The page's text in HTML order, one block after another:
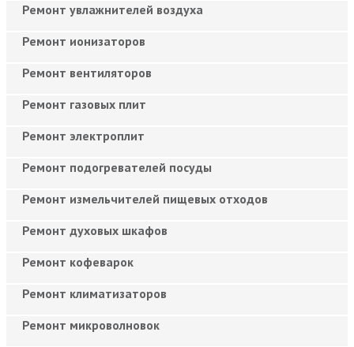
Ремонт увлажнителей воздуха
Ремонт ионизаторов
Ремонт вентиляторов
Ремонт газовых плит
Ремонт электроплит
Ремонт подогревателей посуды
Ремонт измельчителей пищевых отходов
Ремонт духовых шкафов
Ремонт кофеварок
Ремонт климатизаторов
Ремонт микроволновок